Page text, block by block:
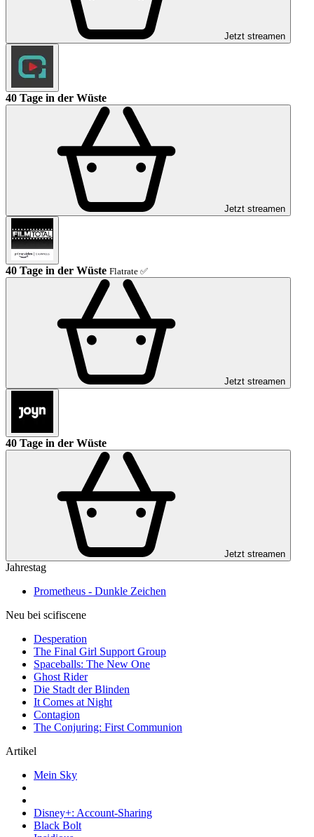
Jetzt streamen
40 Tage in der Wüste
Jetzt streamen
40 Tage in der Wüste Flatrate ✅
Jetzt streamen
40 Tage in der Wüste
Jetzt streamen
Jahrestag
Prometheus - Dunkle Zeichen
Neu bei scifiscene
Desperation
The Final Girl Support Group
Spaceballs: The New One
Ghost Rider
Die Stadt der Blinden
It Comes at Night
Contagion
The Conjuring: First Communion
Artikel
Mein Sky
Disney+: Account-Sharing
Black Bolt